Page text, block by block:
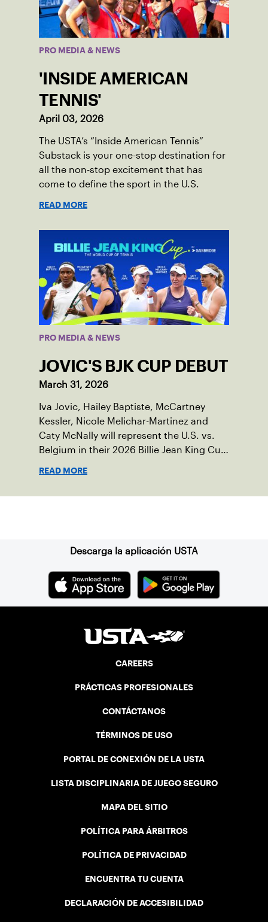
PRO MEDIA & NEWS
'INSIDE AMERICAN
TENNIS'
April 03, 2026
The USTA’s “Inside American Tennis”
Substack is your one-stop destination for
all the non-stop excitement that has
come to define the sport in the U.S.
READ MORE
PRO MEDIA & NEWS
JOVIC'S BJK CUP DEBUT
March 31, 2026
Iva Jovic, Hailey Baptiste, McCartney
Kessler, Nicole Melichar-Martinez and
Caty McNally will represent the U.S. vs.
Belgium in their 2026 Billie Jean King Cup
READ MORE
Descarga la aplicación USTA
CAREERS
PRÁCTICAS PROFESIONALES
CONTÁCTANOS
TÉRMINOS DE USO
PORTAL DE CONEXIÓN DE LA USTA
LISTA DISCIPLINARIA DE JUEGO SEGURO
MAPA DEL SITIO
POLÍTICA PARA ÁRBITROS
POLÍTICA DE PRIVACIDAD
ENCUENTRA TU CUENTA
DECLARACIÓN DE ACCESIBILIDAD